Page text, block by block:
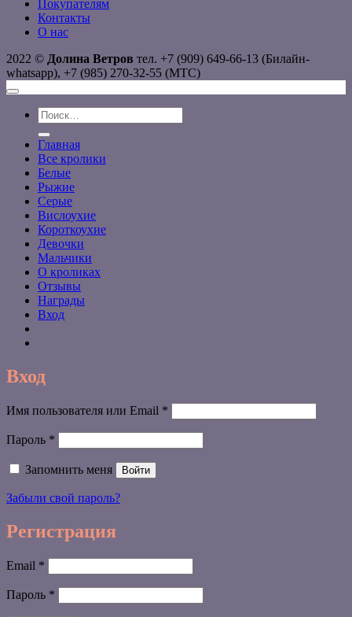
Покупателям
Контакты
О нас
2022 © Долина Ветров тел. +7 (909) 649-66-13 (Билайн-
whatsapp), +7 (985) 270-32-55 (МТС)
Искать:
Главная
Все кролики
Белые
Рыжие
Серые
Вислоухие
Короткоухие
Девочки
Мальчики
О кроликах
Отзывы
Награды
Вход
Вход
Имя пользователя или Email *
Пароль *
Запомнить меня Войти
Забыли свой пароль?
Регистрация
Email *
Пароль *